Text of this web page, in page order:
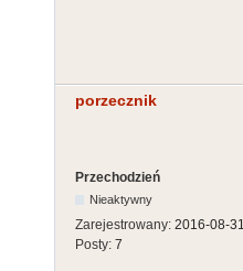
porzecznik
Przechodzień
Nieaktywny
Zarejestrowany: 2016-08-31
Posty: 7